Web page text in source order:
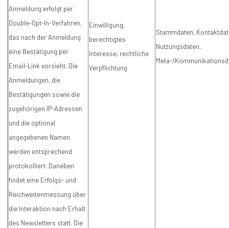
Anmeldung erfolgt per
Double-Opt-In-Verfahren,
das nach der Anmeldung
eine Bestätigung per
Email-Link vorsieht. Die
Anmeldungen, die
Bestätigungen sowie die
zugehörigen IP-Adressen
und die optional
angegebenen Namen
werden entsprechend
protokolliert. Daneben
findet eine Erfolgs- und
Reichweitenmessung über
die Interaktion nach Erhalt
des Newsletters statt. Die
Einwilligung,
berechtigtes
Interesse, rechtliche
Verpflichtung
Stammdaten,
Nutzungsdaten,
Meta-/